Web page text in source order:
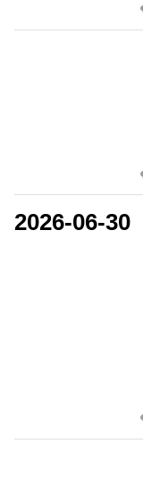
2026-06-30